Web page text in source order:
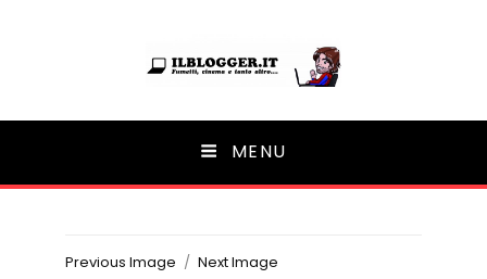
Ilblogger.it
Il portalino di blog | MENU
Previous Image Next Image